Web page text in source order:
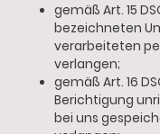
gemäß Art. 15
bezeichneten
verarbeiteten
verlangen;
gemäß Art. 16
Berichtigung
bei uns